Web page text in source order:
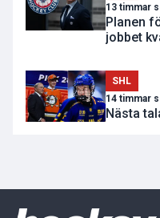
13 timmar
Planen
jobbet
SHL
14 timmar
Nästa